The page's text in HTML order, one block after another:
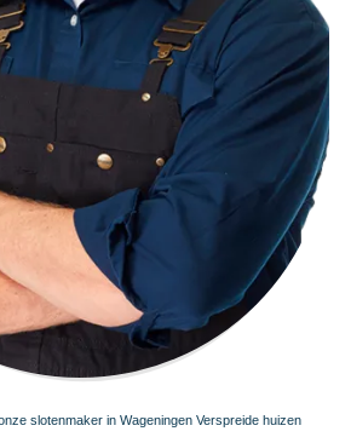
slotenmaker in Wageningen Verspreide huizen